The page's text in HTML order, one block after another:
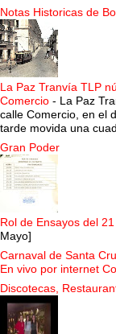
Notas Historicas de
La Paz Tranvía TLP
Comercio - La Paz
calle Comercio, en el
tarde movida una
Gran Poder
Rol de Ensayos del
Mayo]
Carnaval de Santa
En vivo por internet
Discotecas,